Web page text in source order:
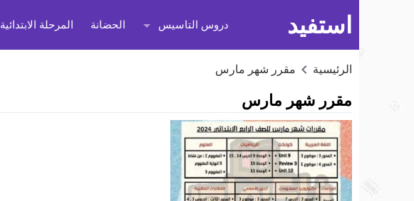
استفيد دروس التاسيس الحضانة المرحلة الابتدائية
الرئيسية مقرر شهر مارس
مقرر شهر مارس